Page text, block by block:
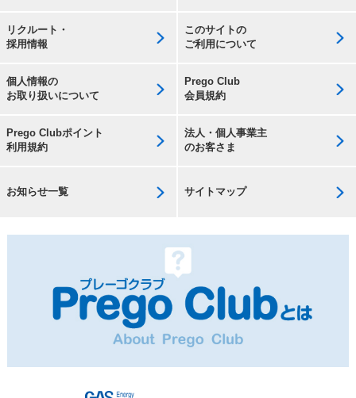
リクルート・
採用情報
このサイトの
ご利用について
個人情報の
お取り扱いについて
Prego Club
会員規約
Prego Clubポイント
利用規約
法人・個人事業主
のお客さま
お知らせ一覧 サイトマップ